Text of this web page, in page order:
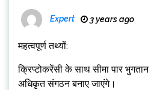
Expert 3 years ago
महत्वपूर्ण तथ्यों:
क्रिप्टोकरेंसी के साथ सीमा पार
अधिकृत संगठन बनाए जाएंगे।